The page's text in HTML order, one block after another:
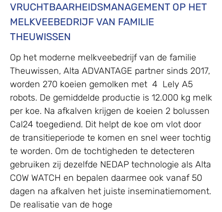
VRUCHTBAARHEIDSMANAGEMENT OP HET
MELKVEEBEDRIJF VAN FAMILIE
THEUWISSEN
Op het moderne melkveebedrijf van de familie
Theuwissen, Alta ADVANTAGE partner sinds 2017,
worden 270 koeien gemolken met 4 Lely A5
robots. De gemiddelde productie is 12.000 kg melk
per koe. Na afkalven krijgen de koeien 2 bolussen
Cal24 toegediend. Dit helpt de koe om vlot door
de transitieperiode te komen en snel weer tochtig
te worden. Om de tochtigheden te detecteren
gebruiken zij dezelfde NEDAP technologie als Alta
COW WATCH en bepalen daarmee ook vanaf 50
dagen na afkalven het juiste inseminatiemoment.
De realisatie van de hoge